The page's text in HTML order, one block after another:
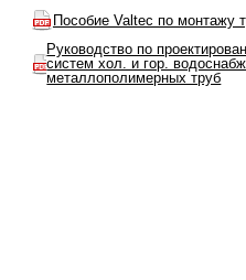
Пособие Valtec по монтажу
Руководство по
систем хол. и гор.
металлополимерных труб